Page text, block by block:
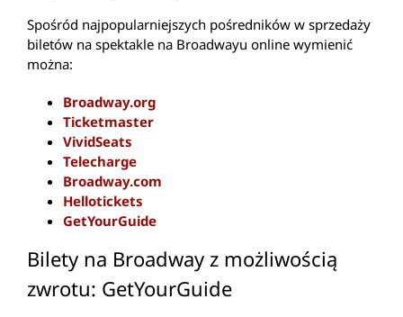
Spośród najpopularniejszych pośredników w sprzedaży
biletów na spektakle na Broadwayu online wymienić
można:
Broadway.org
Ticketmaster
VividSeats
Telecharge
Broadway.com
Hellotickets
GetYourGuide
Bilety na Broadway z możliwością
zwrotu: GetYourGuide